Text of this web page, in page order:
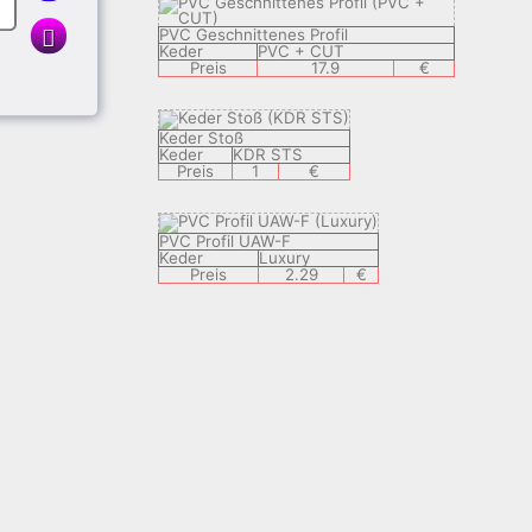
PVC Geschnittenes Profil
Keder
PVC + CUT
Preis
17.9 €
Keder Stoß
Keder
KDR STS
Preis
1 €
PVC Profil UAW-F
Keder
Luxury
Preis
2.29 €